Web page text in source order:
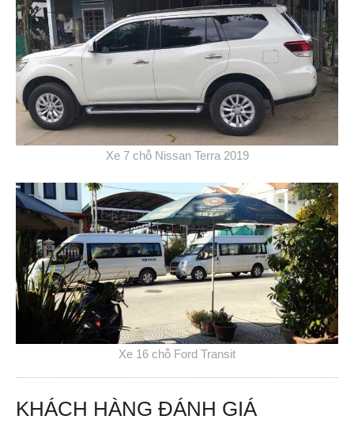
Xe 7 chỗ Nissan Terra 2019
Xe 16 chỗ Ford Transit
KHÁCH HÀNG ĐÁNH GIÁ